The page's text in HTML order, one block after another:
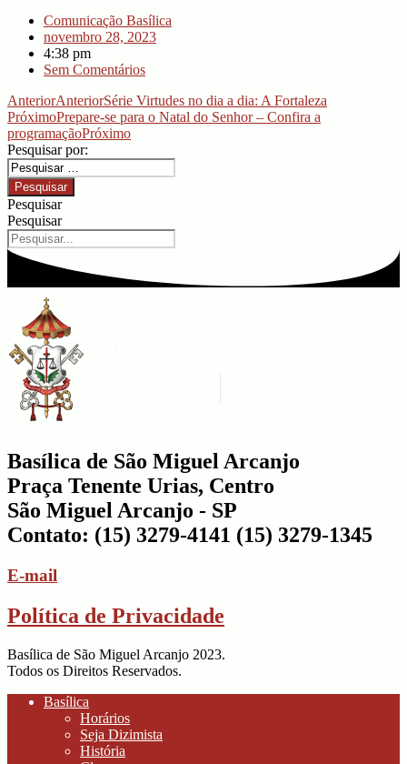
Comunicação Basílica
novembro 28, 2023
4:38 pm
Sem Comentários
AnteriorAnteriorSérie Virtudes no dia a dia: A Fortaleza
PróximoPrepare-se para o Natal do Senhor – Confira a
programaçãoPróximo
Pesquisar por:
Pesquisar
Pesquisar
Basílica de São Miguel Arcanjo
Praça Tenente Urias, Centro
São Miguel Arcanjo - SP
Contato: (15) 3279-4141 (15) 3279-1345
E-mail
Política de Privacidade
Basílica de São Miguel Arcanjo 2023.
Todos os Direitos Reservados.
Basílica
Horários
Seja Dizimista
História